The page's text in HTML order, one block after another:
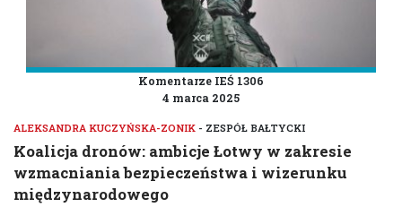
Komentarze IEŚ 1306
4 marca 2025
ALEKSANDRA KUCZYŃSKA-ZONIK - ZESPÓŁ BAŁTYCKI
Koalicja dronów: ambicje Łotwy w zakresie
wzmacniania bezpieczeństwa i wizerunku
międzynarodowego